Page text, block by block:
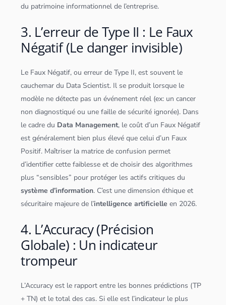
du patrimoine informationnel de l’entreprise.
3. L’erreur de Type II : Le Faux
Négatif (Le danger invisible)
Le Faux Négatif, ou erreur de Type II, est souvent le
cauchemar du Data Scientist. Il se produit lorsque le
modèle ne détecte pas un événement réel (ex: un cancer
non diagnostiqué ou une faille de sécurité ignorée). Dans
le cadre du Data Management, le coût d’un Faux Négatif
est généralement bien plus élevé que celui d’un Faux
Positif. Maîtriser la matrice de confusion permet
d’identifier cette faiblesse et de choisir desalgorithmes
plus “sensibles” pour protéger les actifs critiques du
système d’information. C’est une dimension éthique et
sécuritaire majeure de l’intelligence artificielle en 2026.
4. L’Accuracy (Précision
Globale) : Un indicateur
trompeur
L’Accuracy est le rapport entre les bonnes prédictions (TP
+ TN) et le total des cas. Si elle est l’indicateur le plus